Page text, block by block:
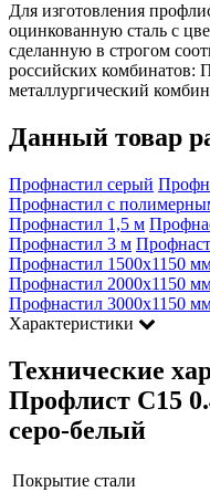
Для изготовления
оцинкованную сталь с
сделанную в строгом
российских комбинатов:
металлургический
Данный товар
Профнастил серый
Профнастил с
Профнастил 1,5 м
Профнастил 3 м
Профнастил 1500х1150
Профнастил 2000х1150
Профнастил 3000х1150
Характеристики
Технические
Профлист С15
серо-белый
Покрытие стали